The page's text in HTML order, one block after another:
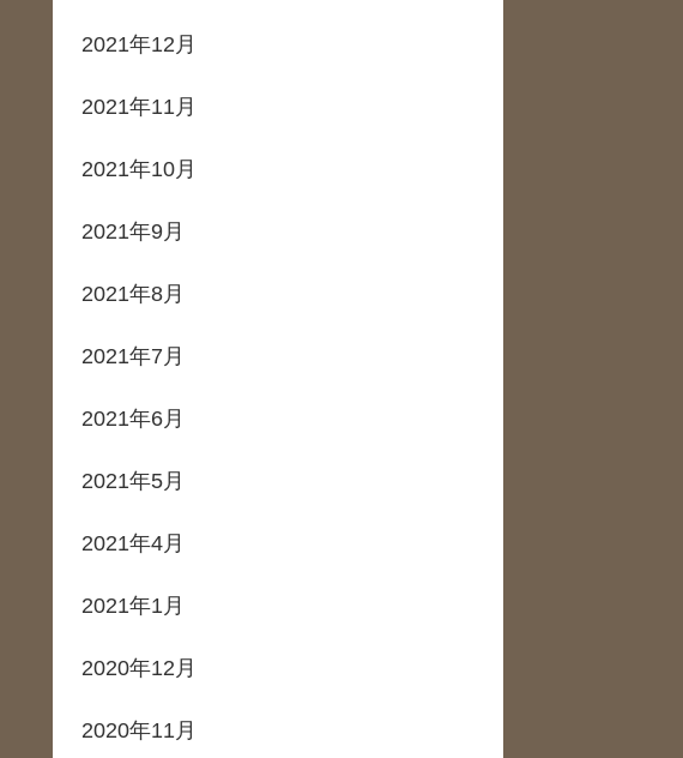
2021年12月
2021年11月
2021年10月
2021年9月
2021年8月
2021年7月
2021年6月
2021年5月
2021年4月
2021年1月
2020年12月
2020年11月